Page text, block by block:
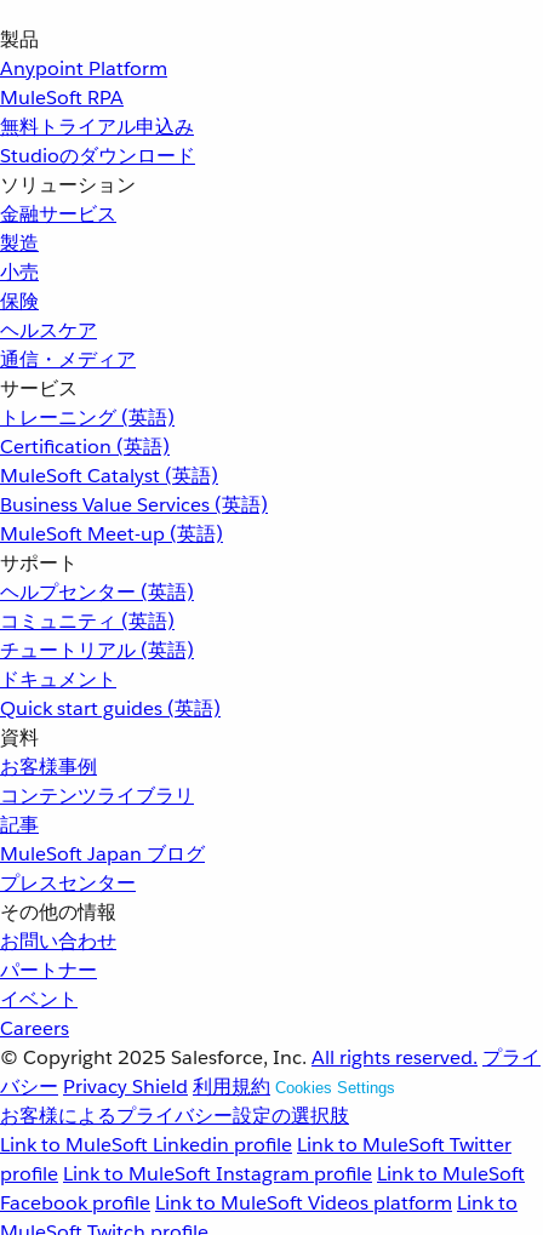
製品
Anypoint Platform
MuleSoft RPA
無料トライアル申込み
Studioのダウンロード
ソリューション
金融サービス
製造
小売
保険
ヘルスケア
通信・メディア
サービス
トレーニング (英語)
Certification (英語)
MuleSoft Catalyst (英語)
Business Value Services (英語)
MuleSoft Meet-up (英語)
サポート
ヘルプセンター (英語)
コミュニティ (英語)
チュートリアル (英語)
ドキュメント
Quick start guides (英語)
資料
お客様事例
コンテンツライブラリ
記事
MuleSoft Japan ブログ
プレスセンター
その他の情報
お問い合わせ
パートナー
イベント
Careers
© Copyright 2025 Salesforce, Inc. All rights reserved. プライ
バシー Privacy Shield 利用規約 Cookies Settings
お客様によるプライバシー設定の選択肢
Link to MuleSoft Linkedin profile Link to MuleSoft Twitter
profile Link to MuleSoft Instagram profile Link to MuleSoft
Facebook profile Link to MuleSoft Videos platform Link to